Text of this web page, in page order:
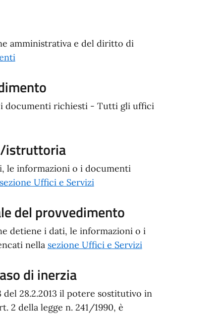
amministrativa e del diritto di
documenti richiesti - Tutti gli uffici
istruttoria
le informazioni o i documenti
sezione Uffici e Servizi
del provvedimento
detiene i dati, le informazioni o i
nella sezione Uffici e Servizi
di inerzia
28.2.2013 il potere sostitutivo in
2 della legge n. 241/1990, è